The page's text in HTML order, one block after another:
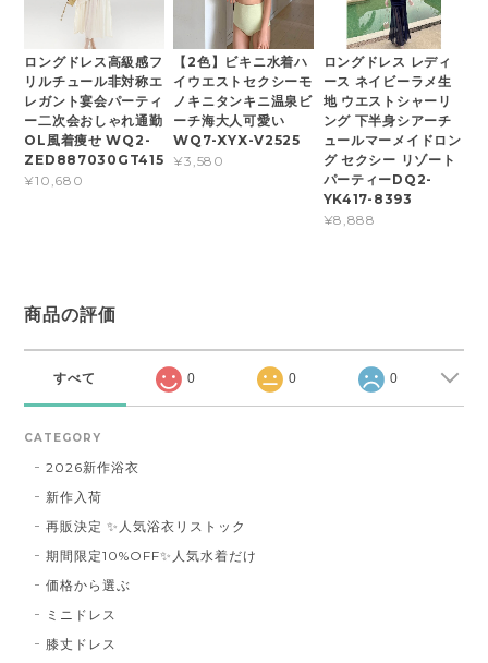
ロングドレス高級感フ
リルチュール非対称エ
レガント宴会パーティ
ー二次会おしゃれ通勤
OL風着痩せ WQ2-
ZED887030GT415
¥10,680
【2色】ビキニ水着ハ
イウエストセクシーモ
ノキニタンキニ温泉ビ
ーチ海大人可愛い
WQ7-XYX-V2525
¥3,580
ロングドレス レディ
ース ネイビーラメ生
地 ウエストシャーリ
ング 下半身シアーチ
ュールマーメイドロン
グ セクシー リゾート
パーティーDQ2-
YK417-8393
¥8,888
商品の評価
すべて 0 0 0
CATEGORY
2026新作浴衣
新作入荷
再販決定 ✨人気浴衣リストック
期間限定10%OFF✨人気水着だけ
価格から選ぶ
ミニドレス
膝丈ドレス